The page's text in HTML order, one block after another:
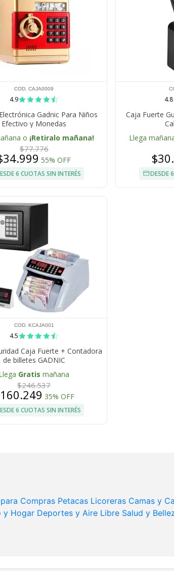
COD. CAJA0009
4.9
Gadnic Para Niños
Efectivo y Monedas
o ¡Retiralo mañana!
$77.776
55% OFF
6 CUOTAS SIN INTERÉS
4.8
Caja Fuerte
Llega
DESDE
COD. KCAJA001
4.5
Caja Fuerte + Contadora
de billetes GADNIC
Gratis mañana
$246.537
35% OFF
6 CUOTAS SIN INTERÉS
Compras Petacas Licoreras Camas y
y Hogar Deportes y Aire Libre Salud y